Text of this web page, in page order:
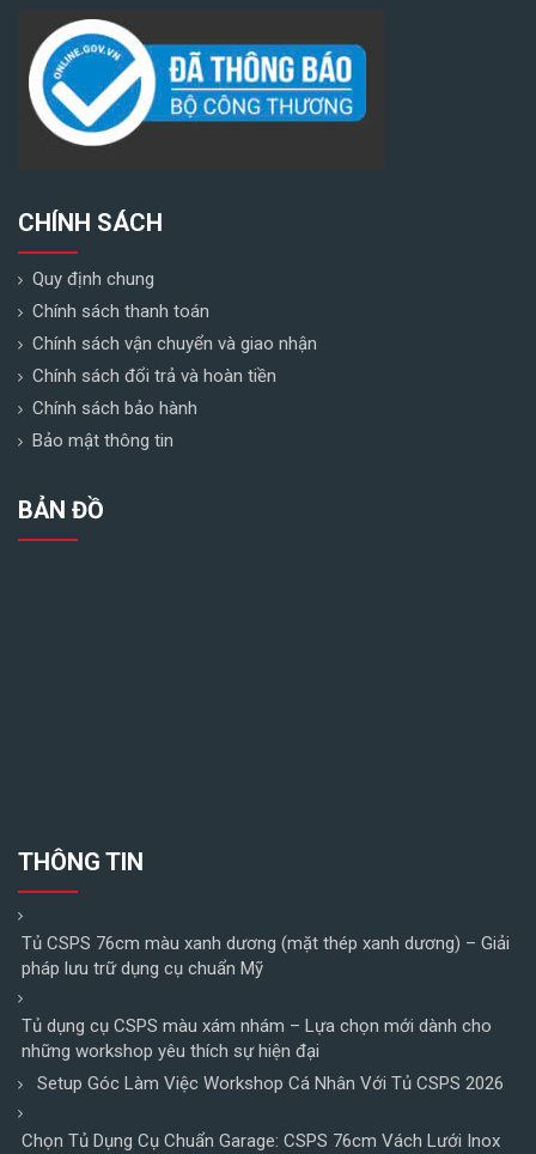
CHÍNH SÁCH
Quy định chung
Chính sách thanh toán
Chính sách vận chuyển và giao nhận
Chính sách đổi trả và hoàn tiền
Chính sách bảo hành
Bảo mật thông tin
BẢN ĐỒ
THÔNG TIN
Tủ CSPS 76cm màu xanh dương (mặt thép xanh dương) – Giải
pháp lưu trữ dụng cụ chuẩn Mỹ
Tủ dụng cụ CSPS màu xám nhám – Lựa chọn mới dành cho
những workshop yêu thích sự hiện đại
Setup Góc Làm Việc Workshop Cá Nhân Với Tủ CSPS 2026
Chọn Tủ Dụng Cụ Chuẩn Garage: CSPS 76cm Vách Lưới Inox